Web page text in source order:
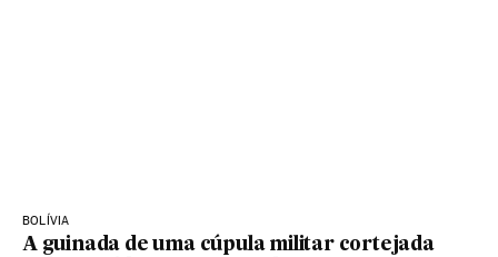
BOLÍVIA
A guinada de uma cúpula militar cortejada